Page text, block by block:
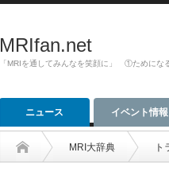
MRIfan.net
「MRIを通してみんなを笑顔に」 ①ためにな
ニュース イベント情報
MRI大辞典 ト